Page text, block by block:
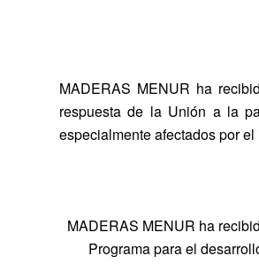
MADERAS MENUR ha
respuesta de la Unión a la
especialmente afectados por
MADERAS MENUR ha
Programa para el